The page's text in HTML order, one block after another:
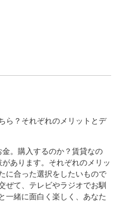
ら？それぞれのメリットとデ
。購入するのか？賃貸なの
あります。それぞれのメリッ
に合った選択をしたいもので
ぜて、テレビやラジオでお馴
一緒に面白く楽しく、あなた